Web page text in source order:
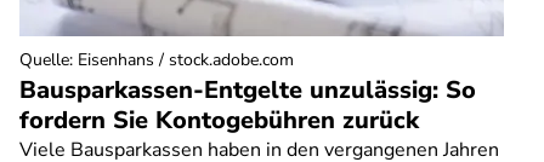
Bausparkassen-Entgelte unzulässig: So
fordern Sie Kontogebühren zurück
Viele Bausparkassen haben in den vergangenen Jahren
Quelle: Eisenhans / stock.adobe.com